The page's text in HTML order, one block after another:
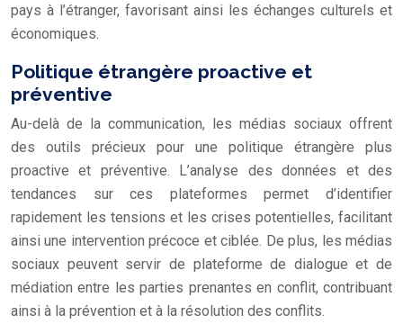
pays à l’étranger, favorisant ainsi les échanges culturels et
économiques.
Politique étrangère proactive et
préventive
Au-delà de la communication, les médias sociaux offrent
des outils précieux pour une politique étrangère plus
proactive et préventive. L’analyse des données et des
tendances sur ces plateformes permet d’identifier
rapidement les tensions et les crises potentielles, facilitant
ainsi une intervention précoce et ciblée. De plus, les médias
sociaux peuvent servir de plateforme de dialogue et de
médiation entre les parties prenantes en conflit, contribuant
ainsi à la prévention et à la résolution des conflits.